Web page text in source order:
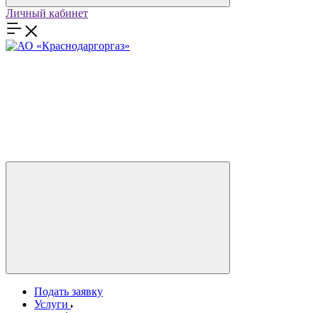
Личный кабинет
Подать заявку
Услуги